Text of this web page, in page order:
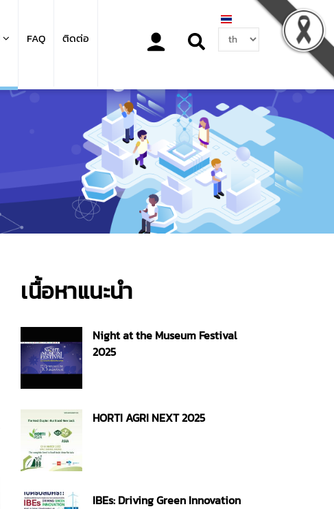
FAQ ติดต่อ
Select
your
เนื้อหาแนะนำ
Night at the Museum Festival
2025
HORTI AGRI NEXT 2025
IBEs: Driving Green Innovation